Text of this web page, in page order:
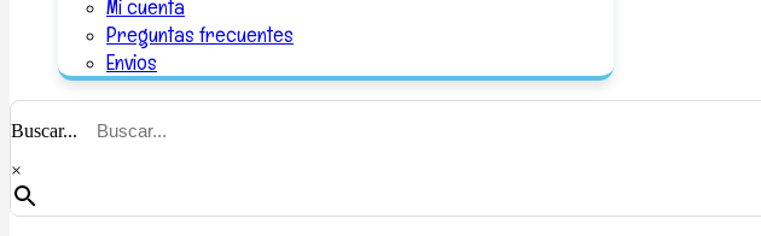
Mi cuenta
Preguntas frecuentes
Envios
Buscar...
×